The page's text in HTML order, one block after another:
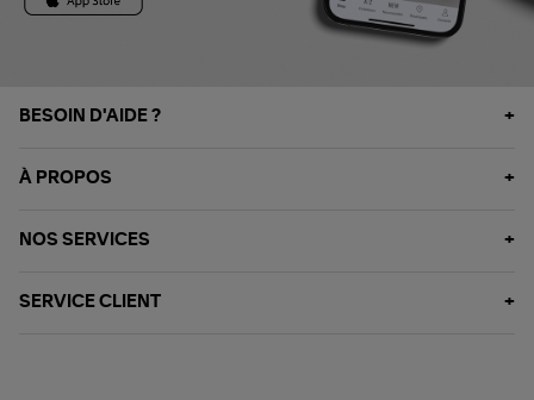
BESOIN D'AIDE ?
À PROPOS
NOS SERVICES
SERVICE CLIENT